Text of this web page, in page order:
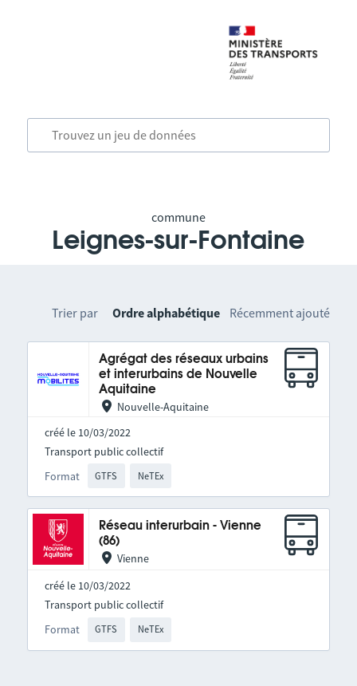
commune
Leignes-sur-Fontaine
Trier par Ordre alphabétique Récemment ajouté
Agrégat des réseaux urbains
et interurbains de Nouvelle
Aquitaine
Nouvelle-Aquitaine
créé le 10/03/2022
Format GTFS NeTEx
Transport public collectif
Réseau interurbain - Vienne
(86)
Vienne
créé le 10/03/2022
Format GTFS NeTEx
Transport public collectif